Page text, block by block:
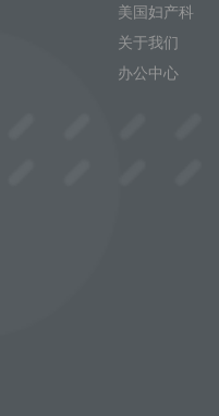
美国妇产科
关于我们
办公中心